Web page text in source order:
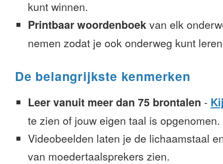
kunt winnen.
Printbaar woordenboek van elk
nemen zodat je ook onderweg kunt
De belangrijkste kenmerken
Leer vanuit meer dan 75 brontalen -
te zien of jouw eigen taal is opgenomen.
Videobeelden laten je de lichaamstaal
van moedertaalsprekers zien.